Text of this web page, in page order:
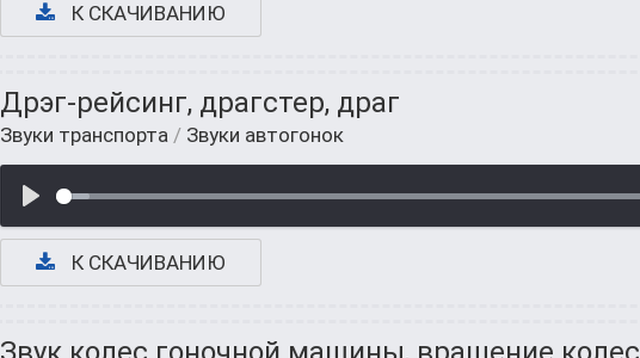
К СКАЧИВАНИЮ
Дрэг-рейсинг, драгстер, драг
Звуки транспорта / Звуки автогонок
К СКАЧИВАНИЮ